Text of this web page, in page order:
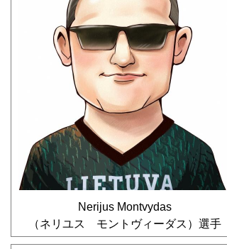
Nerijus Montvydas
（ネリユス モントヴィーダス）選手